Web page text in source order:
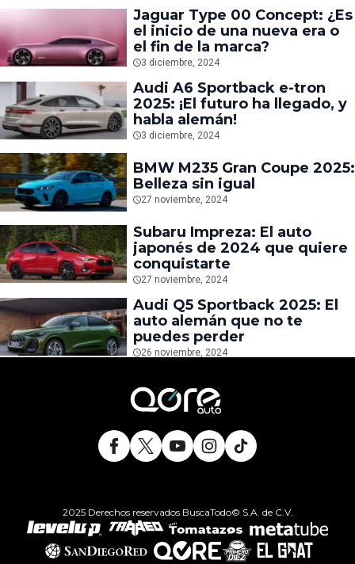
Jaguar Type 00 Concept: ¿Es
el inicio de una nueva era o
el fin de la marca?
3 diciembre, 2024
Audi A6 Sportback e-tron
2025: ¡El futuro ha llegado, y
habla alemán!
3 diciembre, 2024
BMW M235 Gran Coupe 2025:
Belleza sin igual
27 noviembre, 2024
Subaru Impreza: El auto
japonés de 2024 que quiere
conquistarte
27 noviembre, 2024
Audi Q5 Sportback 2025: El
auto alemán que no te
puedes perder
26 noviembre, 2024
2025 Derechos reservados BuscaTodo© S.A. de C.V.